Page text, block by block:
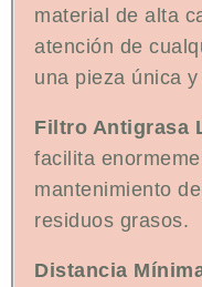
material de alta
atención de
una pieza única
Filtro Antigrasa
facilita
mantenimiento
residuos grasos.
Distancia